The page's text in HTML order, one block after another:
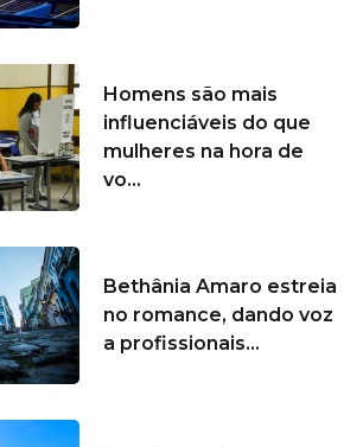
Homens são mais
influenciáveis do que
mulheres na hora de
vo...
Bethânia Amaro estreia
no romance, dando voz
a profissionais...